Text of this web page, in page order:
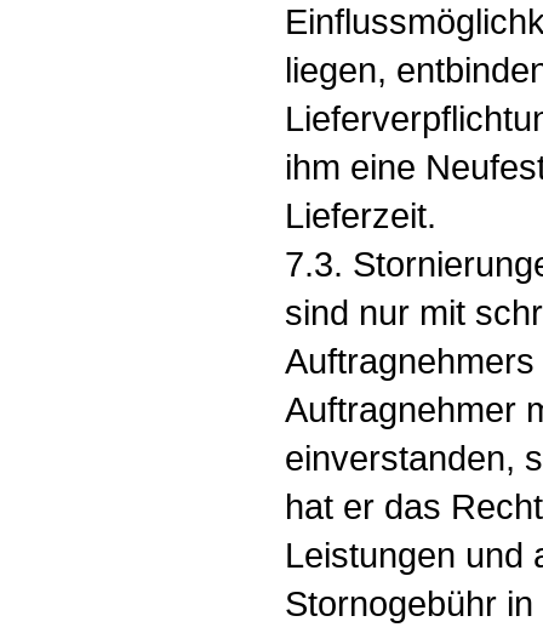
liegen,
ihm eine
Lieferzeit.
7.3.
sind nur mit
Auftragnehmer
einverstanden,
hat er das
Leistungen und
Stornogebühr